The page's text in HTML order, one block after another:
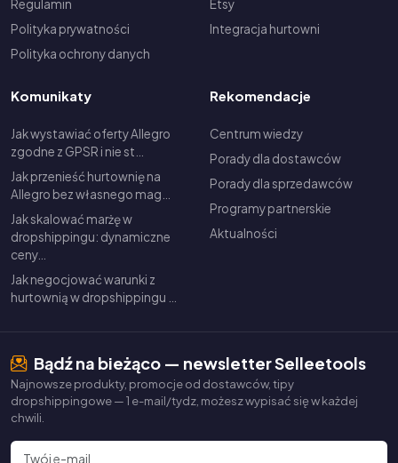
Regulamin
Polityka prywatności
Polityka ochrony danych
Etsy
Integracja hurtowni
Komunikaty
Jak wystawiać oferty Allegro
zgodne z GPSR i nie st…
Jak przenieść hurtownię na
Allegro bez własnego mag…
Jak skalować marżę w
dropshippingu: dynamiczne
ceny…
Jak negocjować warunki z
hurtownią w dropshippingu …
Rekomendacje
Centrum wiedzy
Porady dla dostawców
Porady dla sprzedawców
Programy partnerskie
Aktualności
Bądź na bieżąco — newsletter Selleetools
Najnowsze produkty, promocje od dostawców, tipy
dropshippingowe — 1 e-mail/tydz, możesz wypisać się w każdej
chwili.